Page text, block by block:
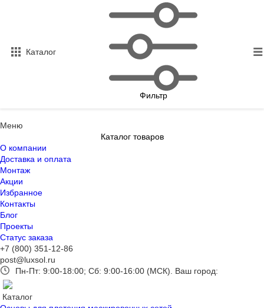
Каталог
Фильтр
Меню
Каталог товаров
О компании
Доставка и оплата
Монтаж
Акции
Избранное
Контакты
Блог
Проекты
Статус заказа
+7 (800) 351-12-86
post@luxsol.ru
Пн-Пт: 9:00-18:00; Сб: 9:00-16:00 (МСК). Ваш город:
Каталог